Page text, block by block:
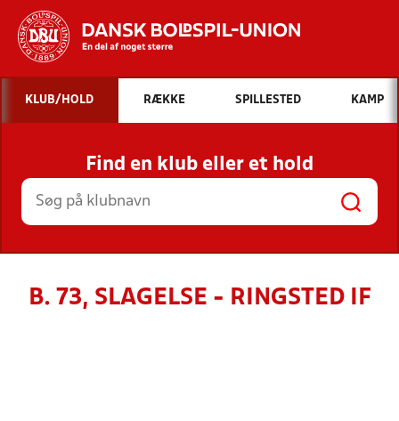
Hvad vil du søge efter?
INDHOLD OG NYHEDER
STILLINGER, RESULTATER, KLUBBER OG
HOLD
KLUB/HOLD RÆKKE SPILLESTED KAMP
Find en klub eller et hold
B. 73, SLAGELSE - RINGSTED IF